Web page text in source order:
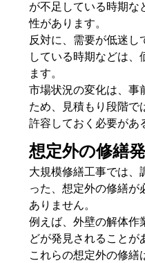
が不足している時期な
性があります。
反対に、需要が低迷し
している時期などは、
ます。
市場状況の変化は、事
ため、見積もり段階で
許容しておく必要があ
想定外の修繕
大規模修繕工事では、
った、想定外の修繕が
ありません。
例えば、外壁の解体作
どが発見されることが
これらの想定外の修繕